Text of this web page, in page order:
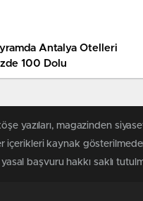
Antalya Otelleri
100 Dolu
yazıları, magazinden
kaynak
yasal başvuru hakkı saklı